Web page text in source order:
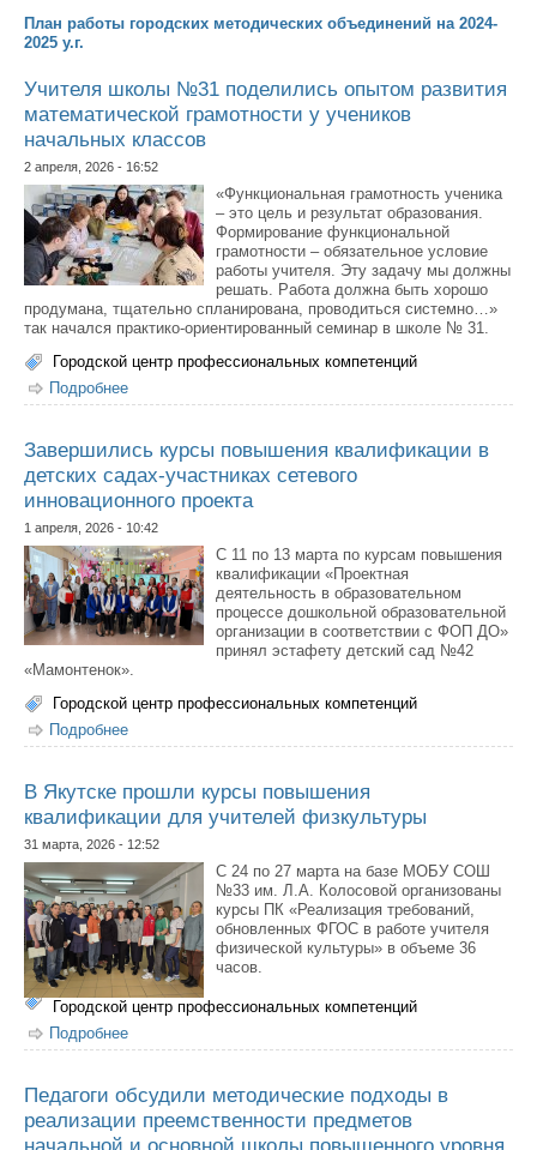
План работы городских методических объединений на 2024-
2025 у.г.
Учителя школы №31 поделились опытом развития
математической грамотности у учеников
начальных классов
2 апреля, 2026 - 16:52
«Функциональная грамотность ученика
– это цель и результат образования.
Формирование функциональной
грамотности – обязательное условие
работы учителя. Эту задачу мы должны
решать. Работа должна быть хорошо
продумана, тщательно спланирована, проводиться системно…»
так начался практико-ориентированный семинар в школе № 31.
Городской центр профессиональных компетенций
Подробнее
математической грамотности у учеников начальных
Завершились курсы повышения квалификации в
детских садах-участниках сетевого
инновационного проекта
1 апреля, 2026 - 10:42
С 11 по 13 марта по курсам повышения
квалификации «Проектная
деятельность в образовательном
процессе дошкольной образовательной
организации в соответствии с ФОП ДО»
принял эстафету детский сад №42
«Мамонтенок».
Городской центр профессиональных компетенций
Подробнее
детских садах-участниках сетевого инновационного
В Якутске прошли курсы повышения
квалификации для учителей физкультуры
31 марта, 2026 - 12:52
С 24 по 27 марта на базе МОБУ СОШ
№33 им. Л.А. Колосовой организованы
курсы ПК «Реализация требований,
обновленных ФГОС в работе учителя
физической культуры» в объеме 36
часов.
Городской центр профессиональных компетенций
Подробнее
для учителей физкультуры
Педагоги обсудили методические подходы в
реализации преемственности предметов
начальной и основной школы повышенного уровня